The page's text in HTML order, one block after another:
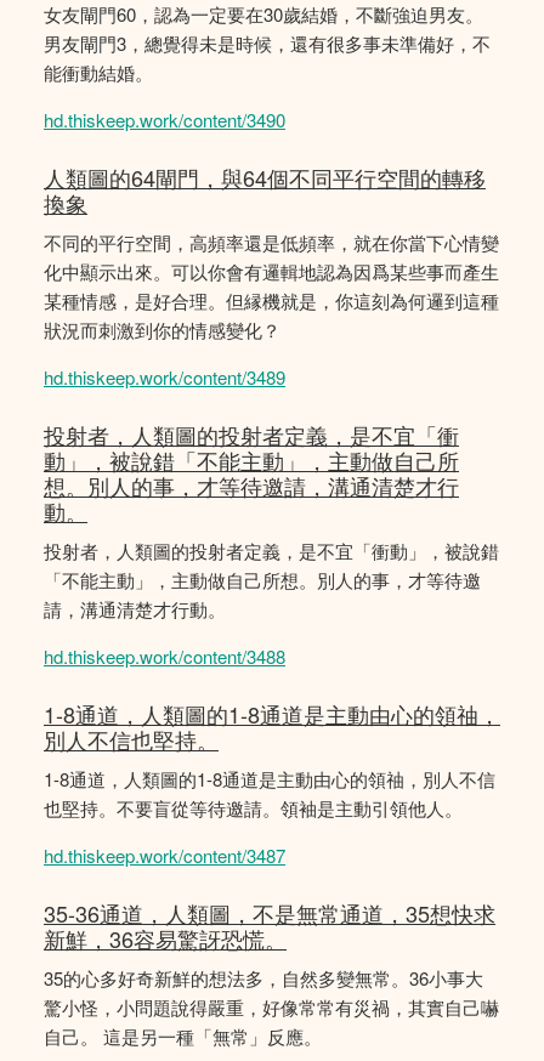
女友閘門60，認為一定要在30歲結婚，不斷強迫男友。
男友閘門3，總覺得未是時候，還有很多事未準備好，不
能衝動結婚。
hd.thiskeep.work/content/3490
人類圖的64閘門，與64個不同平行空間的轉移
換象
不同的平行空間，高頻率還是低頻率，就在你當下心情變
化中顯示出來。可以你會有邏輯地認為因爲某些事而產生
某種情感，是好合理。但縁機就是，你這刻為何邏到這種
狀況而刺激到你的情感變化？
hd.thiskeep.work/content/3489
投射者，人類圖的投射者定義，是不宜「衝
動」，被說錯「不能主動」，主動做自己所
想。別人的事，才等待邀請，溝通清楚才行
動。
投射者，人類圖的投射者定義，是不宜「衝動」，被說錯
「不能主動」，主動做自己所想。別人的事，才等待邀
請，溝通清楚才行動。
hd.thiskeep.work/content/3488
1-8通道，人類圖的1-8通道是主動由心的領䄂，
別人不信也堅持。
1-8通道，人類圖的1-8通道是主動由心的領䄂，別人不信
也堅持。不要盲從等待邀請。領袖是主動引領他人。
hd.thiskeep.work/content/3487
35-36通道，人類圖，不是無常通道，35想快求
新鮮，36容易驚訝恐慌。
35的心多好奇新鮮的想法多，自然多變無常。36小事大
驚小怪，小問題說得嚴重，好像常常有災禍，其實自己嚇
自己。 這是另一種「無常」反應。